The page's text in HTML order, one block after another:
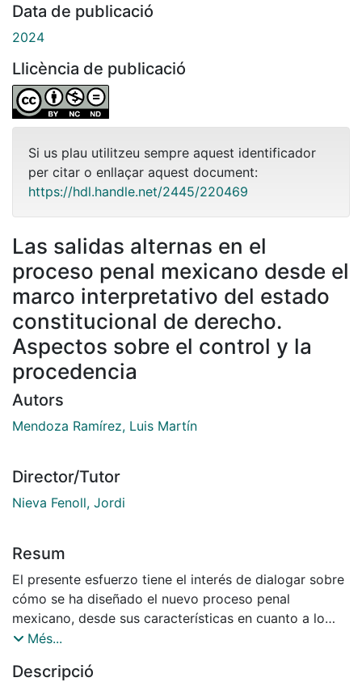
Data de publicació
2024
Llicència de publicació
Si us plau utilitzeu sempre aquest identificador
per citar o enllaçar aquest document:
https://hdl.handle.net/2445/220469
Las salidas alternas en el
proceso penal mexicano desde el
marco interpretativo del estado
constitucional de derecho.
Aspectos sobre el control y la
procedencia
Autors
Mendoza Ramírez, Luis Martín
Director/Tutor
Nieva Fenoll, Jordi
Resum
El presente esfuerzo tiene el interés de dialogar sobre
cómo se ha diseñado el nuevo proceso penal
mexicano, desde sus características en cuanto a lo
adversarial, lo acusatorio, teniendo la metodología de
de junio 2008, donde cobra importancia el tema de la
Més...
Descripció